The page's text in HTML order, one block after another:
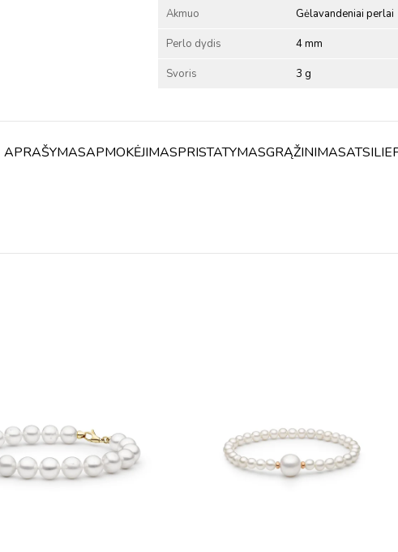
Akmuo Gėlavandeniai perlai
Perlo dydis 4 mm
Svoris 3 g
APRAŠYMASAPMOKĖJIMASPRISTATYMASGRĄŽINIMAS